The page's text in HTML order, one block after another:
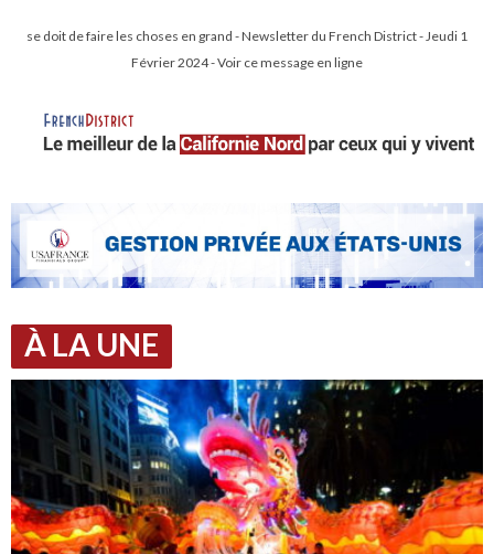
se doit de faire les choses en grand - Newsletter du French District - Jeudi 1
Février 2024 - Voir ce message en ligne
À LA UNE